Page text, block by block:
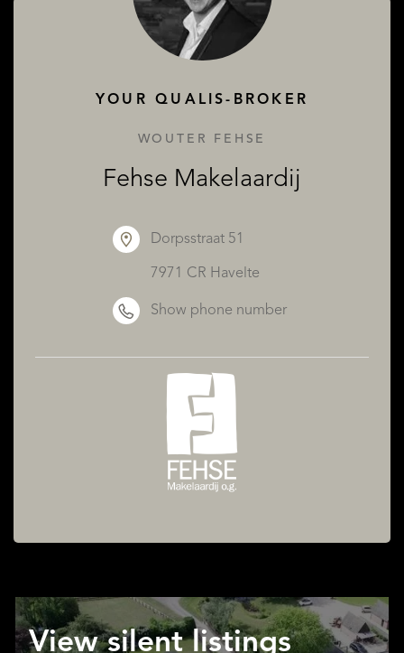
YOUR QUALIS-BROKER
WOUTER FEHSE
Fehse Makelaardij
Dorpsstraat 51
7971 CR Havelte
Show phone number
View silent listings